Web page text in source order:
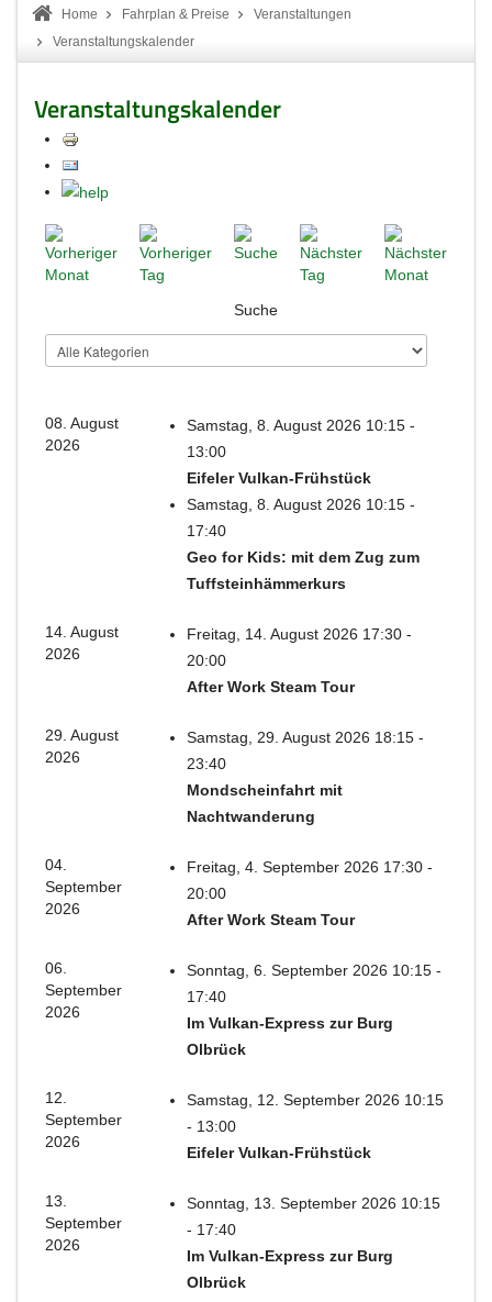
Home Fahrplan & Preise
Veranstaltungen
Veranstaltungskalender
Veranstaltungskalender
Suche
08. August
2026
Samstag, 8. August 2026 10:15 -
13:00
Eifeler Vulkan-Frühstück
Samstag, 8. August 2026 10:15 -
17:40
Geo for Kids: mit dem Zug zum
Tuffsteinhämmerkurs
14. August
2026
Freitag, 14. August 2026 17:30 -
20:00
After Work Steam Tour
29. August
2026
Samstag, 29. August 2026 18:15 -
23:40
Mondscheinfahrt mit
Nachtwanderung
04.
September
2026
Freitag, 4. September 2026 17:30 -
20:00
After Work Steam Tour
06.
September
2026
Sonntag, 6. September 2026 10:15 -
17:40
Im Vulkan-Express zur Burg
Olbrück
12.
September
2026
Samstag, 12. September 2026 10:15
- 13:00
Eifeler Vulkan-Frühstück
13.
September
2026
Sonntag, 13. September 2026 10:15
- 17:40
Im Vulkan-Express zur Burg
Olbrück